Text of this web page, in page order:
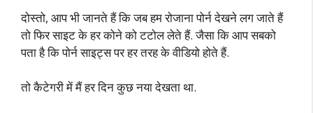
दोस्तो, आप भी जानते हैं कि जब हम रोजाना पोर्न देखने लग जाते हैं
तो फिर साइट के हर कोने को टटोल लेते हैं. जैसा कि आप सबको
पता है कि पोर्न साइट्स पर हर तरह के वीडियो होते हैं.
तो कैटेगरी में मैं हर दिन कुछ नया देखता था.